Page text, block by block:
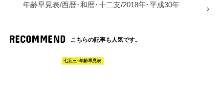
年齢早見表/西暦･和暦･十二支/2018年･平成30年
RECOMMEND こちらの記事も人気です。
七五三･年齢早見表